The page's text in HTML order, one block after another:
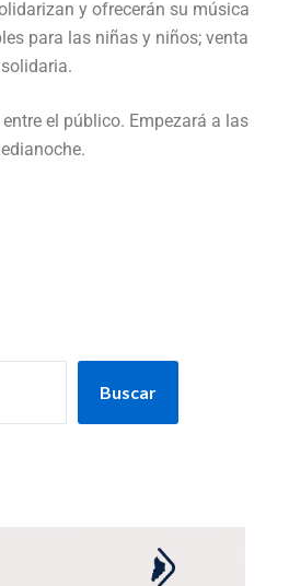
y ofrecerán su música
para las niñas y niños; venta
el público. Empezará a las
Buscar